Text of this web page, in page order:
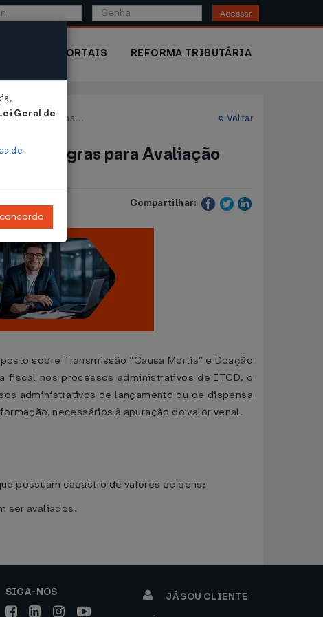
Acessar
PORTAIS REFORMA TRIBUTÁRIA
Fiscal de Bens... Voltar
- Regras para Avaliação
Compartilhar:
sobre Transmissão “Causa Mortis” e Doação
fiscal nos processos administrativos de ITCD, o
administrativos de lançamento ou de dispensa
necessários à apuração do valor venal.
possuam cadastro de valores de bens;
ser avaliados.
SIGA-NOS JÁ SOU CLIENTE
Geral de
de